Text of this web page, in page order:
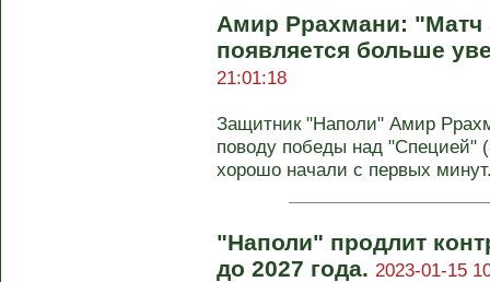
Амир Ррахмани: "Матч
появляется больше
21:01:18
Защитник "Наполи" Амир
поводу победы над
хорошо начали с первых
"Наполи" продлит
до 2027 года. 2023-01-15